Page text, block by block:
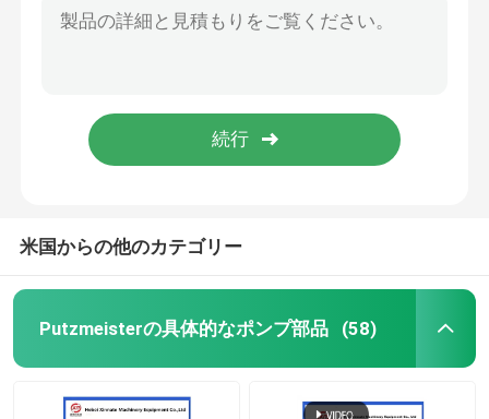
区分の植物の予備品
具体的なポンプ ゴム製 ホース
コンクリートポンプのクランプ・クランプ
米国からの他のカテゴリー
Putzmeisterの具体的なポンプ部品 (58)